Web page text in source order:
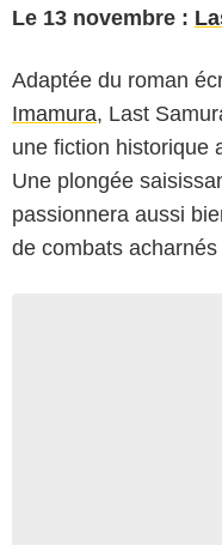
Le 13 novembre :
Adaptée du roman
Imamura, Last
une fiction historique
Une plongée
passionnera aussi
de combats